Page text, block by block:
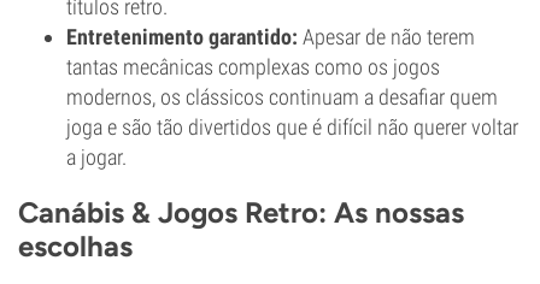
títulos retro.
Entretenimento garantido: Apesar de não terem
tantas mecânicas complexas como os jogos
modernos, os clássicos continuam a desafiar quem
joga e são tão divertidos que é difícil não querer voltar
a jogar.
Canábis & Jogos Retro: As nossas
escolhas